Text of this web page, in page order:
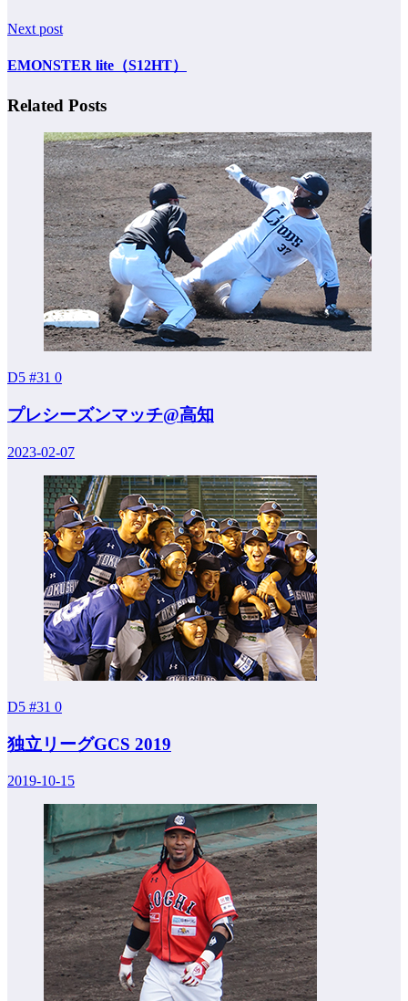
Next post
EMONSTER lite（S12HT）
Related Posts
D5 #31 0
プレシーズンマッチ@高知
2023-02-07
D5 #31 0
独立リーグGCS 2019
2019-10-15